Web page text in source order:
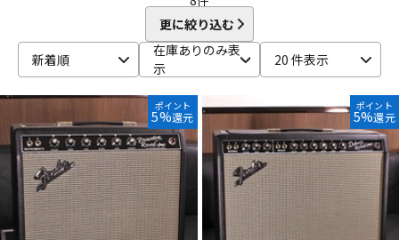
更に絞り込む
新着順
在庫ありのみ表
示
20 件表示
ポイント
5%還元
ポイント
5%還元